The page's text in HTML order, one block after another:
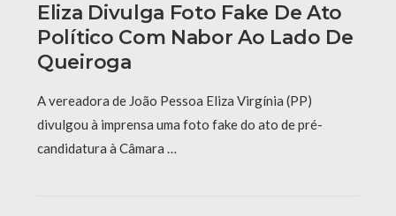
Eliza Divulga Foto Fake De Ato
Político Com Nabor Ao Lado De
Queiroga
A vereadora de João Pessoa Eliza Virgínia (PP)
divulgou à imprensa uma foto fake do ato de pré-
candidatura à Câmara …